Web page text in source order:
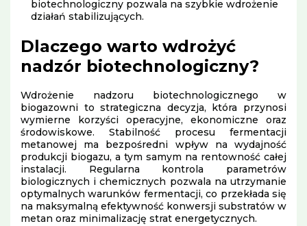
biotechnologiczny pozwala na szybkie wdrożenie
działań stabilizujących.
Dlaczego warto wdrożyć
nadzór biotechnologiczny?
Wdrożenie nadzoru biotechnologicznego w
biogazowni to strategiczna decyzja, która przynosi
wymierne korzyści operacyjne, ekonomiczne oraz
środowiskowe. Stabilność procesu fermentacji
metanowej ma bezpośredni wpływ na wydajność
produkcji biogazu, a tym samym na rentowność całej
instalacji. Regularna kontrola parametrów
biologicznych i chemicznych pozwala na utrzymanie
optymalnych warunków fermentacji, co przekłada się
na maksymalną efektywność konwersji substratów w
metan oraz minimalizację strat energetycznych.